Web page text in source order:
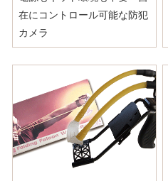
在にコントロール可能な防犯
カメラ